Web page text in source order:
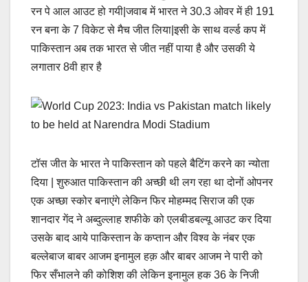
रन पे आल आउट हो गयी|जवाब में भारत ने 30.3 ओवर में ही 191
रन बना के 7 विकेट से मैच जीत लिया|इसी के साथ वर्ल्ड कप में
पाकिस्तान अब तक भारत से जीत नहीं पाया है और उसकी ये
लगातार 8वी हार है
टॉस जीत के भारत ने पाकिस्तान को पहले बैटिंग करने का न्योता
दिया | शुरुआत पाकिस्तान की अच्छी थी लग रहा था दोनों ओपनर
एक अच्छा स्कोर बनाएंगे लेकिन फिर मोहम्मद सिराज की एक
शानदार गेंद ने अब्दुल्लाह शफीके को एलबीडबल्यू आउट कर दिया
उसके बाद आये पाकिस्तान के कप्तान और विश्व के नंबर एक
बल्लेबाज बाबर आजम इनामुल हक़ और बाबर आजम ने पारी को
फिर सँभालने की कोशिश की लेकिन इनामुल हक 36 के निजी